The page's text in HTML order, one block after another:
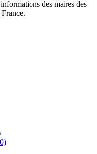
des maires des